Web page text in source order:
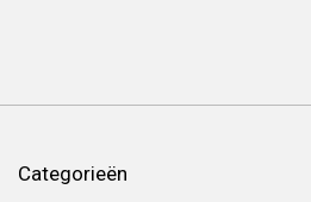
Categorieën